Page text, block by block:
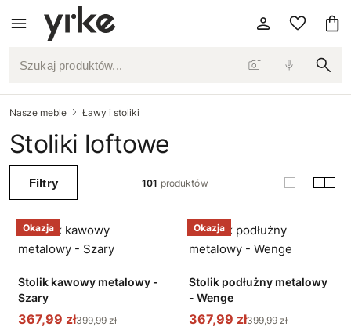
Szukaj produktów...
Nasze meble Ławy i stoliki
Stoliki loftowe
Filtry 101 produktów
Okazja
Stolik kawowy metalowy -
Szary
367,99 zł399,99 zł
Okazja
Stolik podłużny metalowy
- Wenge
367,99 zł399,99 zł